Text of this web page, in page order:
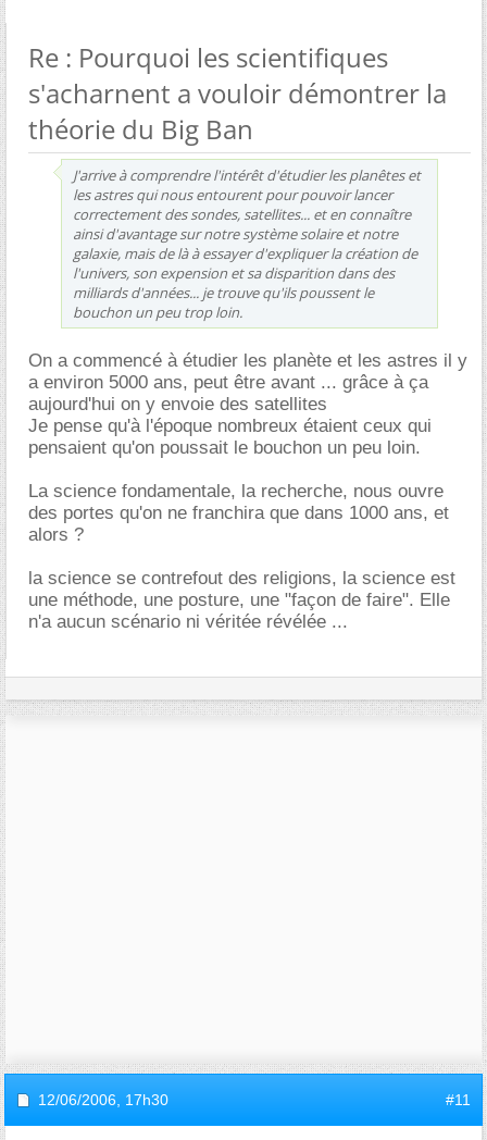
Re : Pourquoi les scientifiques
s'acharnent a vouloir démontrer la
théorie du Big Ban
J'arrive à comprendre l'intérêt d'étudier les planêtes et
les astres qui nous entourent pour pouvoir lancer
correctement des sondes, satellites... et en connaître
ainsi d'avantage sur notre système solaire et notre
galaxie, mais de là à essayer d'expliquer la création de
l'univers, son expension et sa disparition dans des
milliards d'années... je trouve qu'ils poussent le
bouchon un peu trop loin.
On a commencé à étudier les planète et les astres il y
a environ 5000 ans, peut être avant ... grâce à ça
aujourd'hui on y envoie des satellites
Je pense qu'à l'époque nombreux étaient ceux qui
pensaient qu'on poussait le bouchon un peu loin.
La science fondamentale, la recherche, nous ouvre
des portes qu'on ne franchira que dans 1000 ans, et
alors ?
la science se contrefout des religions, la science est
une méthode, une posture, une "façon de faire". Elle
n'a aucun scénario ni véritée révélée ...
12/06/2006, 17h30 #11